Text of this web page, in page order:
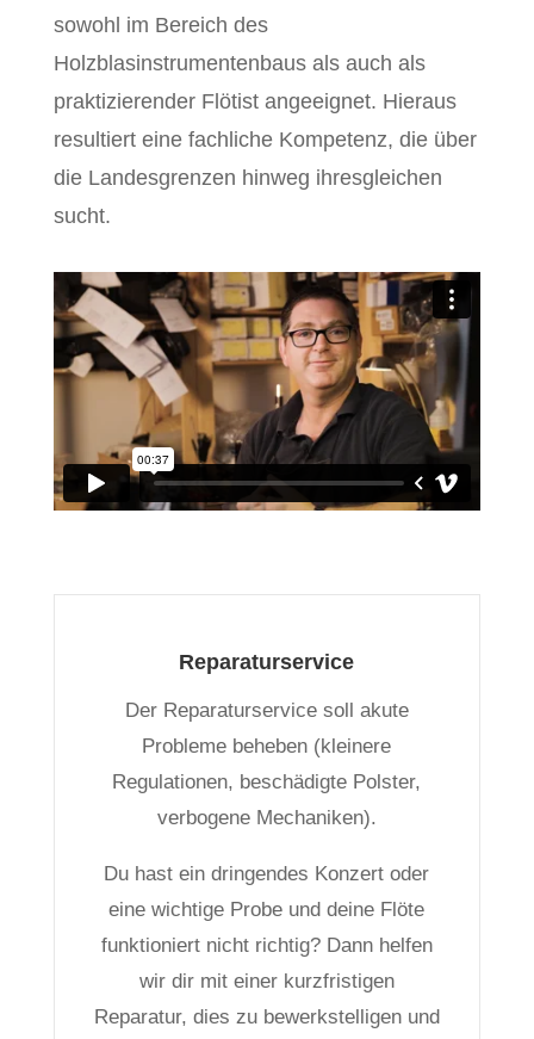
sowohl im Bereich des
Holzblasinstrumentenbaus als auch als
praktizierender Flötist angeeignet. Hieraus
resultiert eine fachliche Kompetenz, die über
die Landesgrenzen hinweg ihresgleichen
sucht.
Reparaturservice
Der Reparaturservice soll akute
Probleme beheben (kleinere
Regulationen, beschädigte Polster,
verbogene Mechaniken).
Du hast ein dringendes Konzert oder
eine wichtige Probe und deine Flöte
funktioniert nicht richtig? Dann helfen
wir dir mit einer kurzfristigen
Reparatur, dies zu bewerkstelligen und